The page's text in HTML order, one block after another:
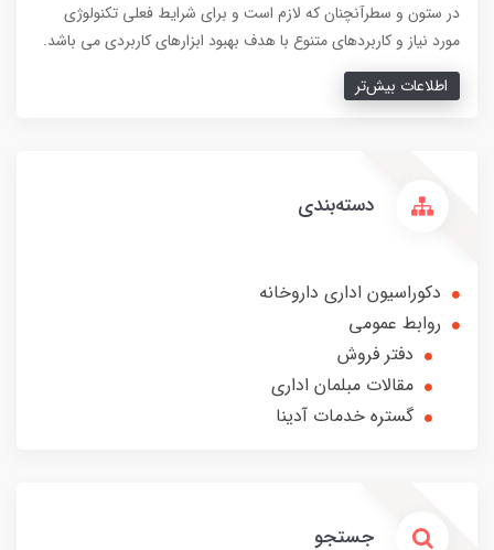
در ستون و سطرآنچنان که لازم است و برای شرایط فعلی تکنولوژی
مورد نیاز و کاربردهای متنوع با هدف بهبود ابزارهای کاربردی می باشد.
اطلاعات بیش‌تر
دسته‌بندی
دکوراسیون اداری داروخانه
روابط عمومی
دفتر فروش
مقالات مبلمان اداری
گستره خدمات آدینا
جستجو